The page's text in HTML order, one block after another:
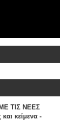
ΤΙΣ ΝΕΕΣ
κείμενα -